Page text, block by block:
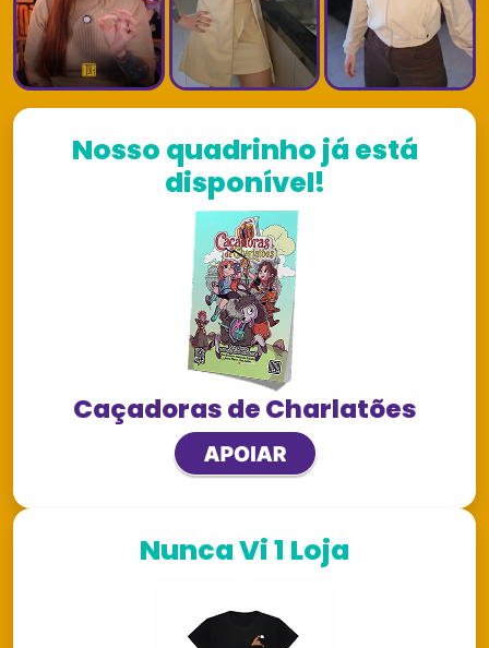
Nosso quadrinho já está
disponível!
Caçadoras de Charlatões
Nunca Vi 1 Loja